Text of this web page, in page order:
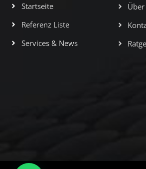
Startseite
Referenz Liste
Services & News